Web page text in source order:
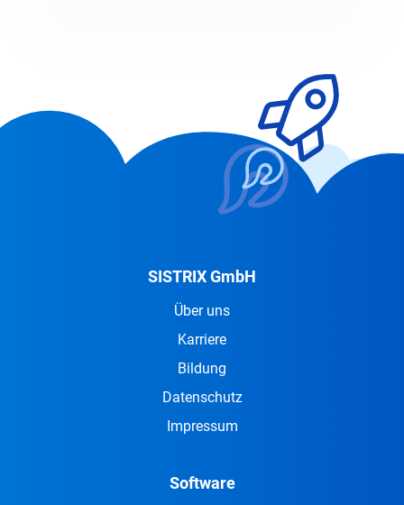
SISTRIX GmbH
Über uns
Karriere
Bildung
Datenschutz
Impressum
Software